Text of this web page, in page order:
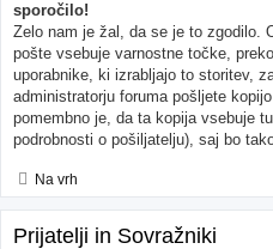
sporočilo!
Zelo nam je žal, da se je to zgodilo.
pošte vsebuje varnostne točke,
uporabnike, ki izrabljajo to storitev,
administratorju foruma pošljete
pomembno je, da ta kopija vsebuje
podrobnosti o pošiljatelju), saj bo
Na vrh
Prijatelji in Sovražniki